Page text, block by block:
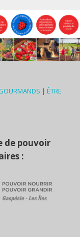
| ÊTRE
de pouvoir
: